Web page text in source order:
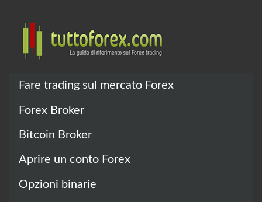
Fare trading sul mercato Forex
Forex Broker
Bitcoin Broker
Aprire un conto Forex
Opzioni binarie